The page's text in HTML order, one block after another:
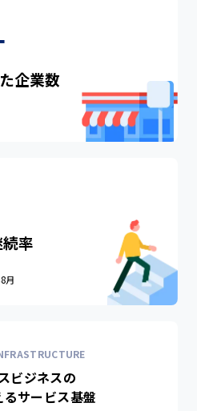
企業数
率
月
ビジネスの
サービス基盤